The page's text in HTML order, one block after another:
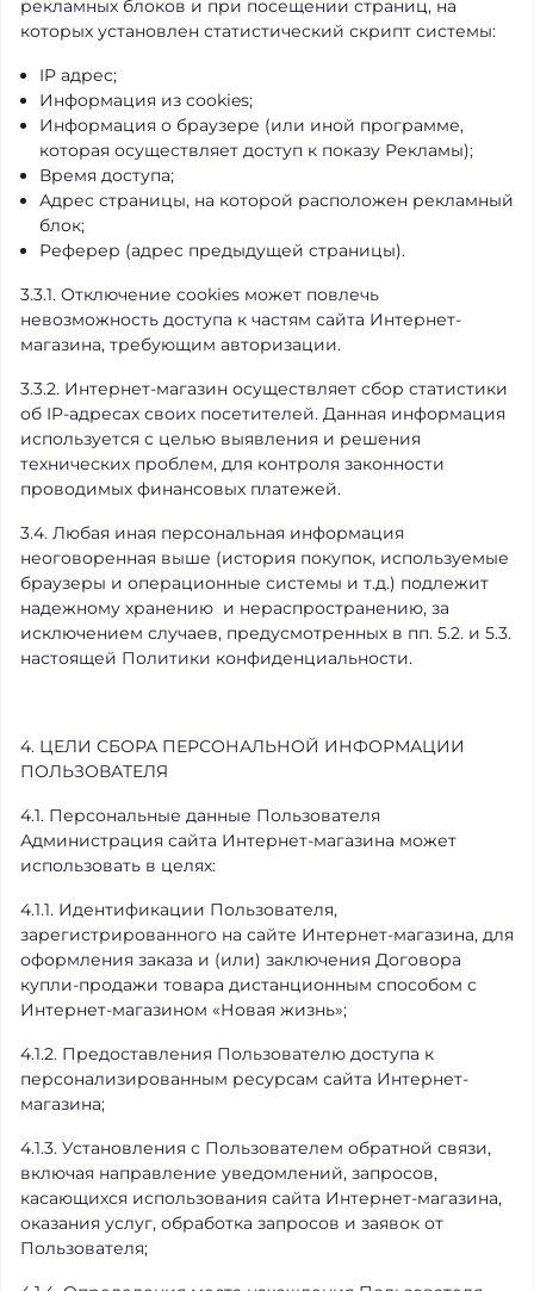
рекламных блоков и при посещении страниц, на
которых установлен статистический скрипт системы:
IP адрес;
Информация из cookies;
Информация о браузере (или иной программе,
которая осуществляет доступ к показу Рекламы);
Время доступа;
Адрес страницы, на которой расположен рекламный
блок;
Реферер (адрес предыдущей страницы).
3.3.1. Отключение cookies может повлечь
невозможность доступа к частям сайта Интернет-
магазина, требующим авторизации.
3.3.2. Интернет-магазин осуществляет сбор статистики
об IP-адресах своих посетителей. Данная информация
используется с целью выявления и решения
технических проблем, для контроля законности
проводимых финансовых платежей.
3.4. Любая иная персональная информация
неоговоренная выше (история покупок, используемые
браузеры и операционные системы и т.д.) подлежит
надежному хранению и нераспространению, за
исключением случаев, предусмотренных в пп. 5.2. и 5.3.
настоящей Политики конфиденциальности.
4. ЦЕЛИ СБОРА ПЕРСОНАЛЬНОЙ ИНФОРМАЦИИ
ПОЛЬЗОВАТЕЛЯ
4.1. Персональные данные Пользователя
Администрация сайта Интернет-магазина может
использовать в целях:
4.1.1. Идентификации Пользователя,
зарегистрированного на сайте Интернет-магазина, для
оформления заказа и (или) заключения Договора
купли-продажи товара дистанционным способом с
Интернет-магазином «Новая жизнь»;
4.1.2. Предоставления Пользователю доступа к
персонализированным ресурсам сайта Интернет-
магазина;
4.1.3. Установления с Пользователем обратной связи,
включая направление уведомлений, запросов,
касающихся использования сайта Интернет-магазина,
оказания услуг, обработка запросов и заявок от
Пользователя;